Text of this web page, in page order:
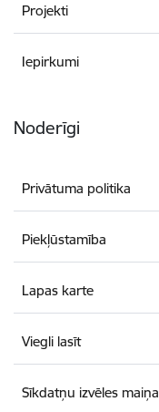
Projekti
Iepirkumi
Noderīgi
Privātuma politika
Piekļūstamība
Lapas karte
Viegli lasīt
Sīkdatņu izvēles maiņa